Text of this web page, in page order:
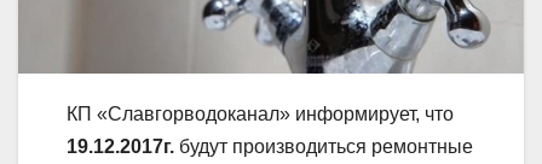
КП «Славгорводоканал» информирует, что
19.12.2017г. будут производиться ремонтные